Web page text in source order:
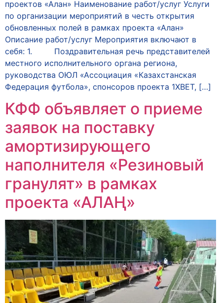
проектов «Алан» Наименование работ/услуг Услуги
по организации мероприятий в честь открытия
обновленных полей в рамках проекта «Алан»
Описание работ/услуг Мероприятия включают в
себя: 1. Поздравительная речь представителей
местного исполнительного органа региона,
руководства ОЮЛ «Ассоциация «Казахстанская
Федерация футбола», спонсоров проекта 1ХBET, […]
КФФ объявляет о приеме
заявок на поставку
амортизирующего
наполнителя «Резиновый
гранулят» в рамках
проекта «АЛАҢ»